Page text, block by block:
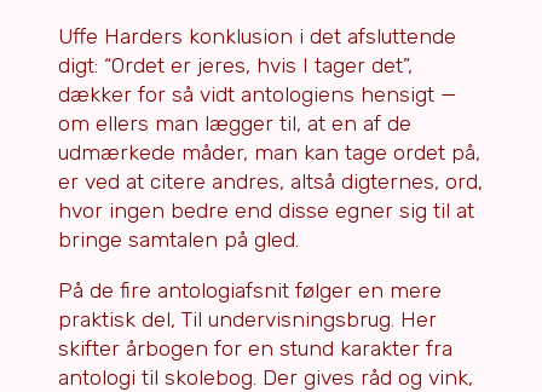
Uffe Harders konklusion i det afsluttende
digt: “Ordet er jeres, hvis I tager det”,
dækker for så vidt antologiens hensigt —
om ellers man lægger til, at en af de
udmærkede måder, man kan tage ordet på,
er ved at citere andres, altså digternes, ord,
hvor ingen bedre end disse egner sig til at
bringe samtalen på gled.
På de fire antologiafsnit følger en mere
praktisk del, Til undervisningsbrug. Her
skifter årbogen for en stund karakter fra
antologi til skolebog. Der gives råd og vink,